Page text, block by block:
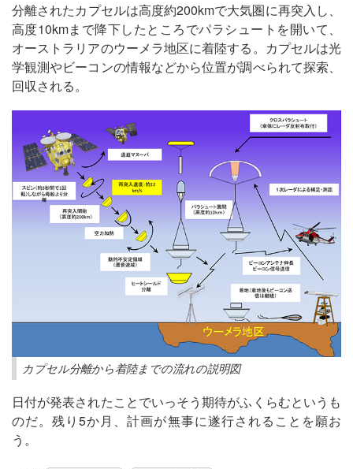
分離されたカプセルは高度約200kmで大気圏に再突入し、
高度10kmまで降下したところでパラシュートを開いて、
オーストラリアのウーメラ地区に着陸する。カプセルは光
学観測やビーコンの情報などから位置が調べられて探索、
回収される。
カプセル分離から着陸までの流れの説明図
日付が発表されたことでいっそう期待がふくらむというも
のだ。残り5か月、計画が無事に遂行されることを願お
う。